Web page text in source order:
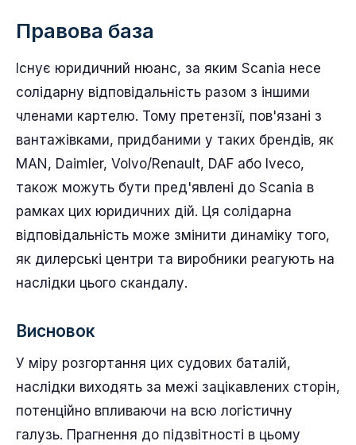
Правова база
Існує юридичний нюанс, за яким Scania несе
солідарну відповідальність разом з іншими
членами картелю. Тому претензії, пов'язані з
вантажівками, придбаними у таких брендів, як
MAN, Daimler, Volvo/Renault, DAF або Iveco,
також можуть бути пред'явлені до Scania в
рамках цих юридичних дій. Ця солідарна
відповідальність може змінити динаміку того,
як дилерські центри та виробники реагують на
наслідки цього скандалу.
Висновок
У міру розгортання цих судових баталій,
наслідки виходять за межі зацікавлених сторін,
потенційно впливаючи на всю логістичну
галузь. Прагнення до підзвітності в цьому